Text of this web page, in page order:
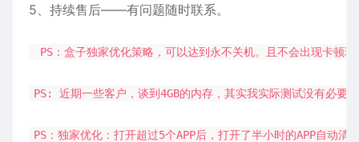
5、持续售后——有问题随时联系。
PS：盒子独家优化策略，可以达到永不关机。且不会出现卡顿
PS: 近期一些客户，谈到4GB的内存，其实我实际测试没有必要
PS：独家优化：打开超过5个APP后，打开了半小时的APP自动